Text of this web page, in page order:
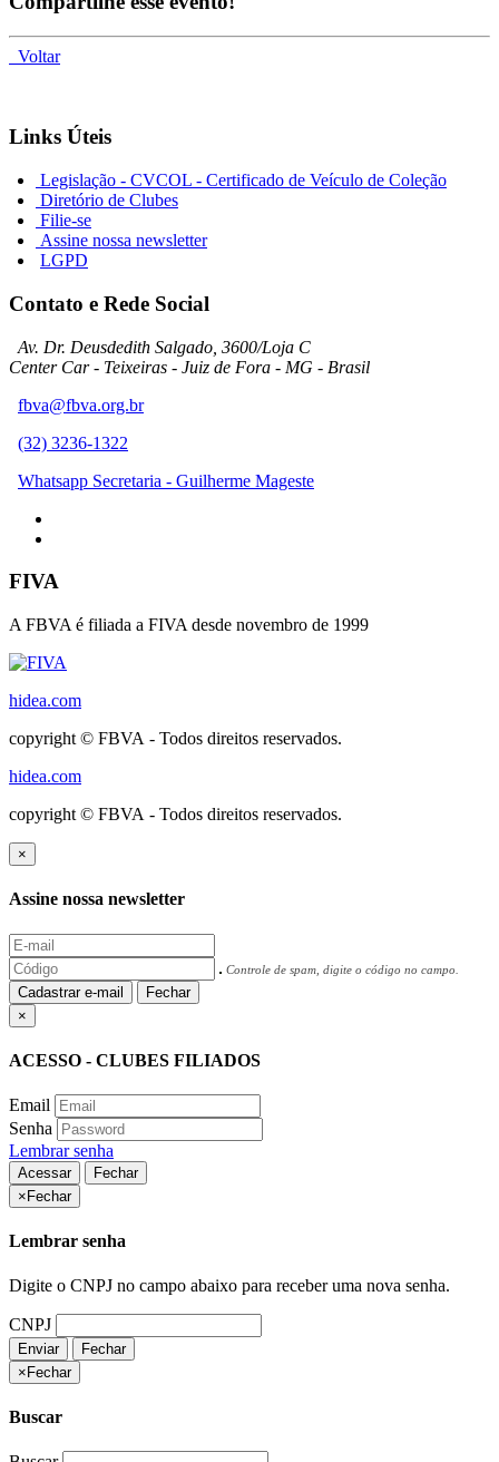
Voltar
Links Úteis
Legislação - CVCOL - Certificado de Veículo de Coleção
Diretório de Clubes
Filie-se
Assine nossa newsletter
LGPD
Contato e Rede Social
Av. Dr. Deusdedith Salgado, 3600/Loja C
Center Car - Teixeiras - Juiz de Fora - MG - Brasil
fbva@fbva.org.br
(32) 3236-1322
Whatsapp Secretaria - Guilherme Mageste
FIVA
A FBVA é filiada a FIVA desde novembro de 1999
hidea.com
copyright © FBVA - Todos direitos reservados.
hidea.com
copyright © FBVA - Todos direitos reservados.
×
Assine nossa newsletter
Controle de spam, digite o código no campo.
Cadastrar e-mail
Fechar
×
ACESSO - CLUBES FILIADOS
Email
Senha
Lembrar senha
Acessar
Fechar
× Fechar
Lembrar senha
Digite o CNPJ no campo abaixo para receber uma nova senha.
CNPJ
Enviar
Fechar
×Fechar
Buscar